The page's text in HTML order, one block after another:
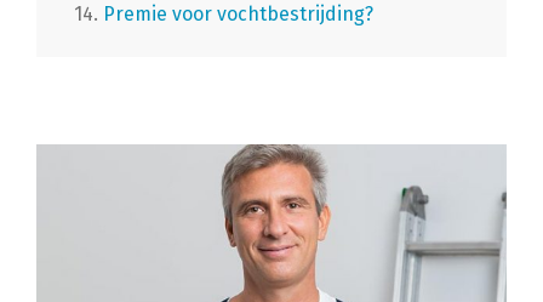
14. Premie voor vochtbestrijding?